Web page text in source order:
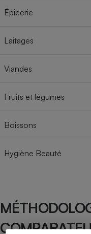
Épicerie
Laitages
Viandes
Fruits et légumes
Boissons
Hygiène Beauté